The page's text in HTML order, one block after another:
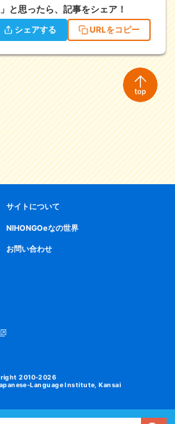
と思ったら、記事をシェア！
シェアする URLをコピー
サイトについて
NIHONGOeなの世界
お問い合わせ
2010-2026
Language Institute, Kansai